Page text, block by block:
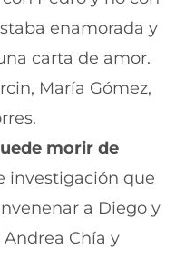
enamorada y
carta de amor.
María Gómez,
morir de
investigación que
a Diego y
Andrea Chía y